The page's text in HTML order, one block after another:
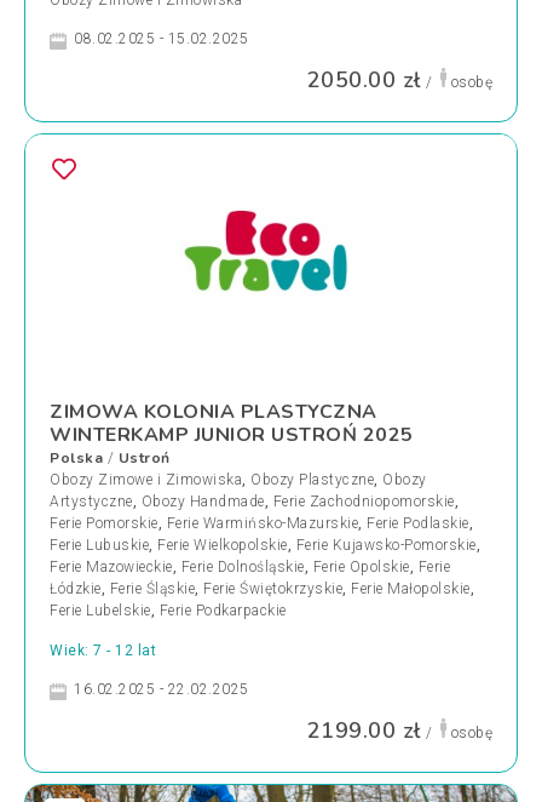
08.02.2025 - 15.02.2025
2050.00 zł / osobę
ZIMOWA KOLONIA PLASTYCZNA
WINTERKAMP JUNIOR USTROŃ 2025
Polska / Ustroń
Obozy Zimowe i Zimowiska, Obozy Plastyczne, Obozy
Artystyczne, Obozy Handmade, Ferie Zachodniopomorskie,
Ferie Pomorskie, Ferie Warmińsko-Mazurskie, Ferie Podlaskie,
Ferie Lubuskie, Ferie Wielkopolskie, Ferie Kujawsko-Pomorskie,
Ferie Mazowieckie, Ferie Dolnośląskie, Ferie Opolskie, Ferie
Łódzkie, Ferie Śląskie, Ferie Świętokrzyskie, Ferie Małopolskie,
Ferie Lubelskie, Ferie Podkarpackie
Wiek: 7 - 12 lat
16.02.2025 - 22.02.2025
2199.00 zł / osobę